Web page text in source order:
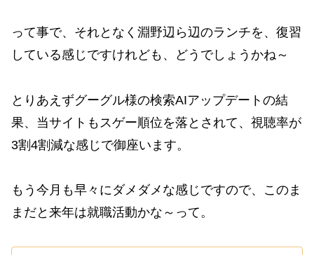
って事で、それとなく淵野辺ら辺のランチを、復習
している感じですけれども、どうでしょうかね～
とりあえずグーグル様の検索AIアップデートの結
果、当サイトもスゲー順位を落とされて、視聴率が
3割4割減な感じで御座います。
もう今月も早々にダメダメな感じですので、このま
まだと来年は就職活動かな～って。